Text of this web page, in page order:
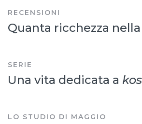
RECENSIONI
Quanta ricchezza
SERIE
Una vita dedicata a
LO STUDIO DI MAGGIO